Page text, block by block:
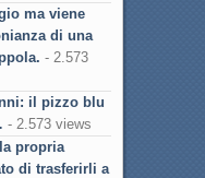
ma viene
di una
- 2.573
il pizzo blu
- 2.573 views
propria
di trasferirli a